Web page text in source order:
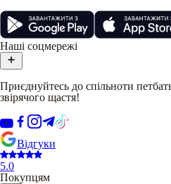
Наші соцмережі
Приєднуйтесь до спільноти
звірячого щастя!
Відгуки
5.0
Покупцям